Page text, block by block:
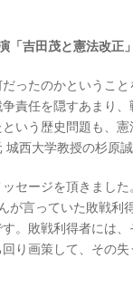
「吉田茂と憲法改正」
ったのかというこ
責任を隠すあまり
いう歴史問題も、
西大学教授の杉原
セージを頂きました
が言っていた敗戦利
。敗戦利得者には
り画策して、その